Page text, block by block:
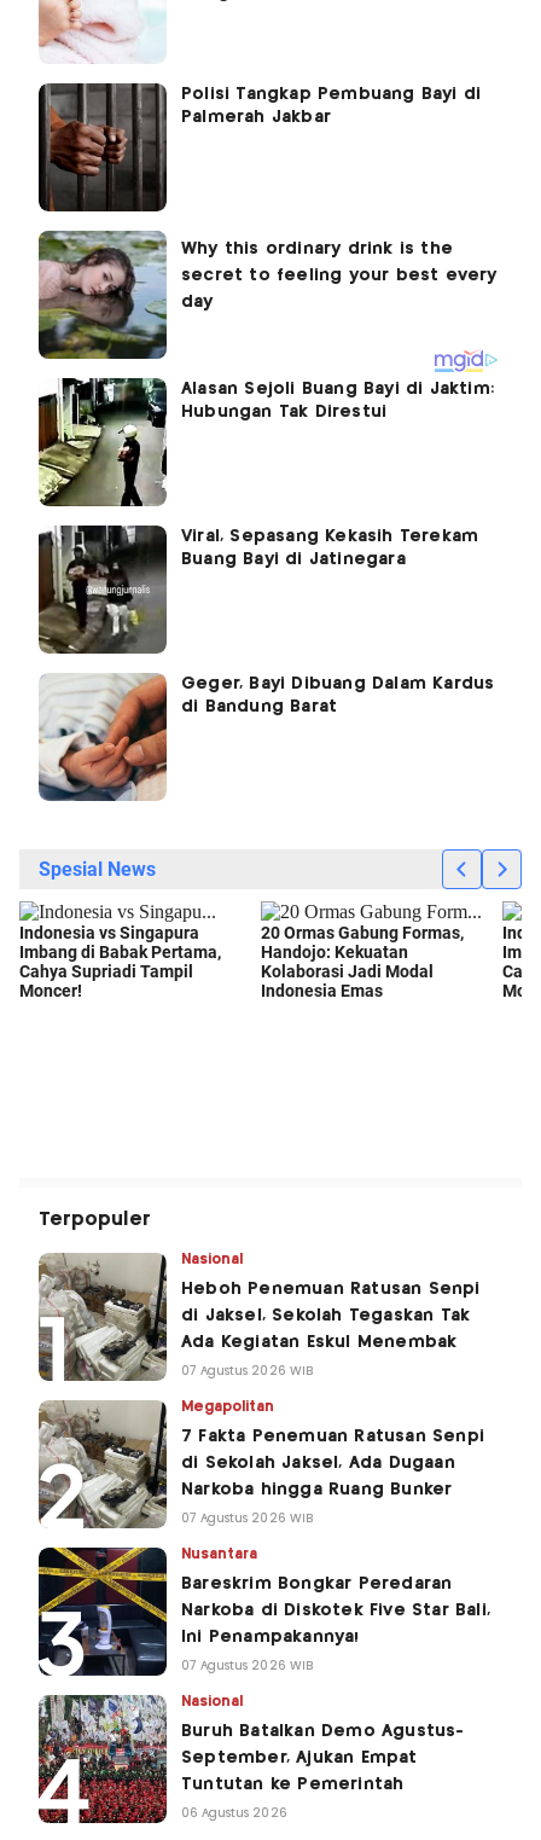
Polisi Tangkap Pembuang Bayi di
Palmerah Jakbar
Alasan Sejoli Buang Bayi di Jaktim:
Hubungan Tak Direstui
Viral, Sepasang Kekasih Terekam
Buang Bayi di Jatinegara
Geger, Bayi Dibuang Dalam Kardus
di Bandung Barat
Terpopuler
Nasional
Heboh Penemuan Ratusan Senpi
di Jaksel, Sekolah Tegaskan Tak
Ada Kegiatan Eskul Menembak
07 Agustus 2026 WIB
Megapolitan
7 Fakta Penemuan Ratusan Senpi
di Sekolah Jaksel, Ada Dugaan
Narkoba hingga Ruang Bunker
07 Agustus 2026 WIB
Nusantara
Bareskrim Bongkar Peredaran
Narkoba di Diskotek Five Star Bali,
Ini Penampakannya!
07 Agustus 2026 WIB
Nasional
Buruh Batalkan Demo Agustus-
September, Ajukan Empat
Tuntutan ke Pemerintah
06 Agustus 2026